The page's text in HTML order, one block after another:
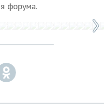
форума.
Сергей Булкин/ТАСС